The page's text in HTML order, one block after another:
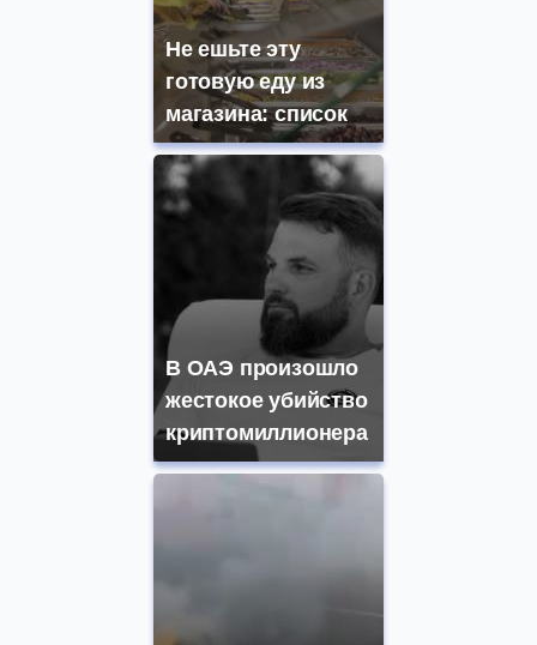
Не ешьте эту
готовую еду из
магазина: список
В ОАЭ произошло
жестокое убийство
криптомиллионера